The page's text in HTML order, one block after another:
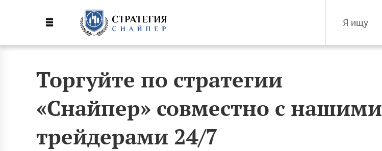
Торгуйте по стратегии
«Снайпер» совместно с нашими
трейдерами 24/7